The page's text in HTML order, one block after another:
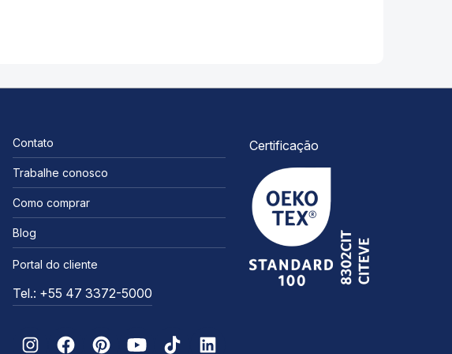
Contato
Trabalhe conosco
Como comprar
Blog
Portal do cliente
Tel.: +55 47 3372-5000
Certificação